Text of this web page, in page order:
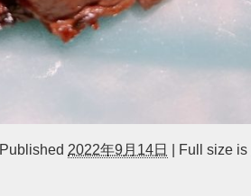
Published 2022年9月14日 Full size is